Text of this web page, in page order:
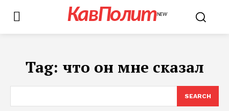
КавПолитNEW
Tag: что он мне сказал
SEARCH